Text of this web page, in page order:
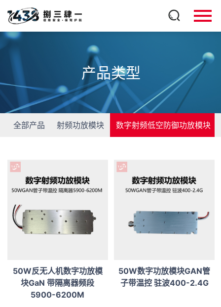
产品类型
全部产品 射频功放模块 数字射频低空防御功放模块
50W反无人机数字功放模
块GaN 带隔离器频段
5900-6200M
50W数字功放模块GAN管
子带温控 驻波400-2.4G